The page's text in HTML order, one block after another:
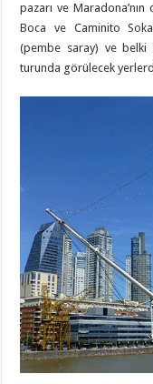
pazarı ve
Boca ve Caminito
(pembe saray) ve belki
turunda görülecek